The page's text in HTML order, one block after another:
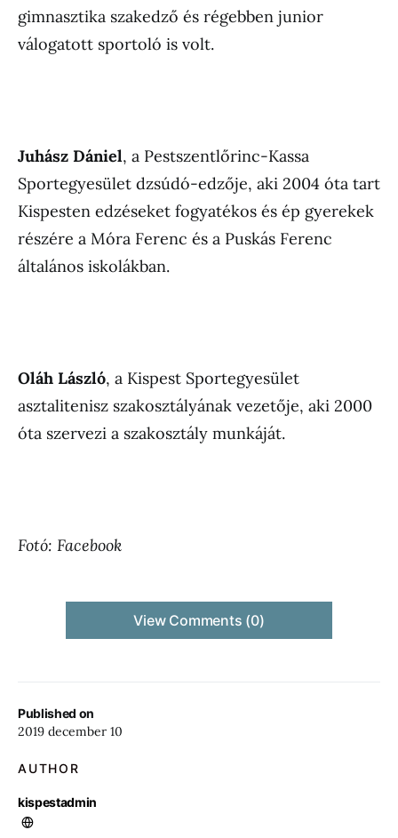
Published on
2019 december 10
AUTHOR
kispestadmin
gimnasztika szakedző és régebben junior
válogatott sportoló is volt.
Juhász Dániel, a Pestszentlőrinc-Kassa
Sportegyesület dzsúdó-edzője, aki 2004 óta tart
Kispesten edzéseket fogyatékos és ép gyerekek
részére a Móra Ferenc és a Puskás Ferenc
általános iskolákban.
Oláh László, a Kispest Sportegyesület
asztalitenisz szakosztályának vezetője, aki 2000
óta szervezi a szakosztály munkáját.
Fotó: Facebook
View Comments (0)